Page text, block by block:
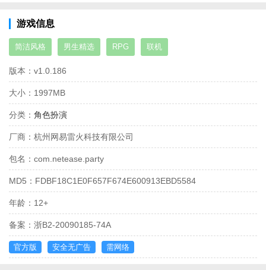
游戏信息
简洁风格 男生精选 RPG 联机
版本： v1.0.186
大小： 1997MB
分类： 角色扮演
厂商： 杭州网易雷火科技有限公司
包名： com.netease.party
MD5： FDBF18C1E0F657F674E600913EBD5584
年龄： 12+
备案： 浙B2-20090185-74A
官方版 安全无广告 需网络